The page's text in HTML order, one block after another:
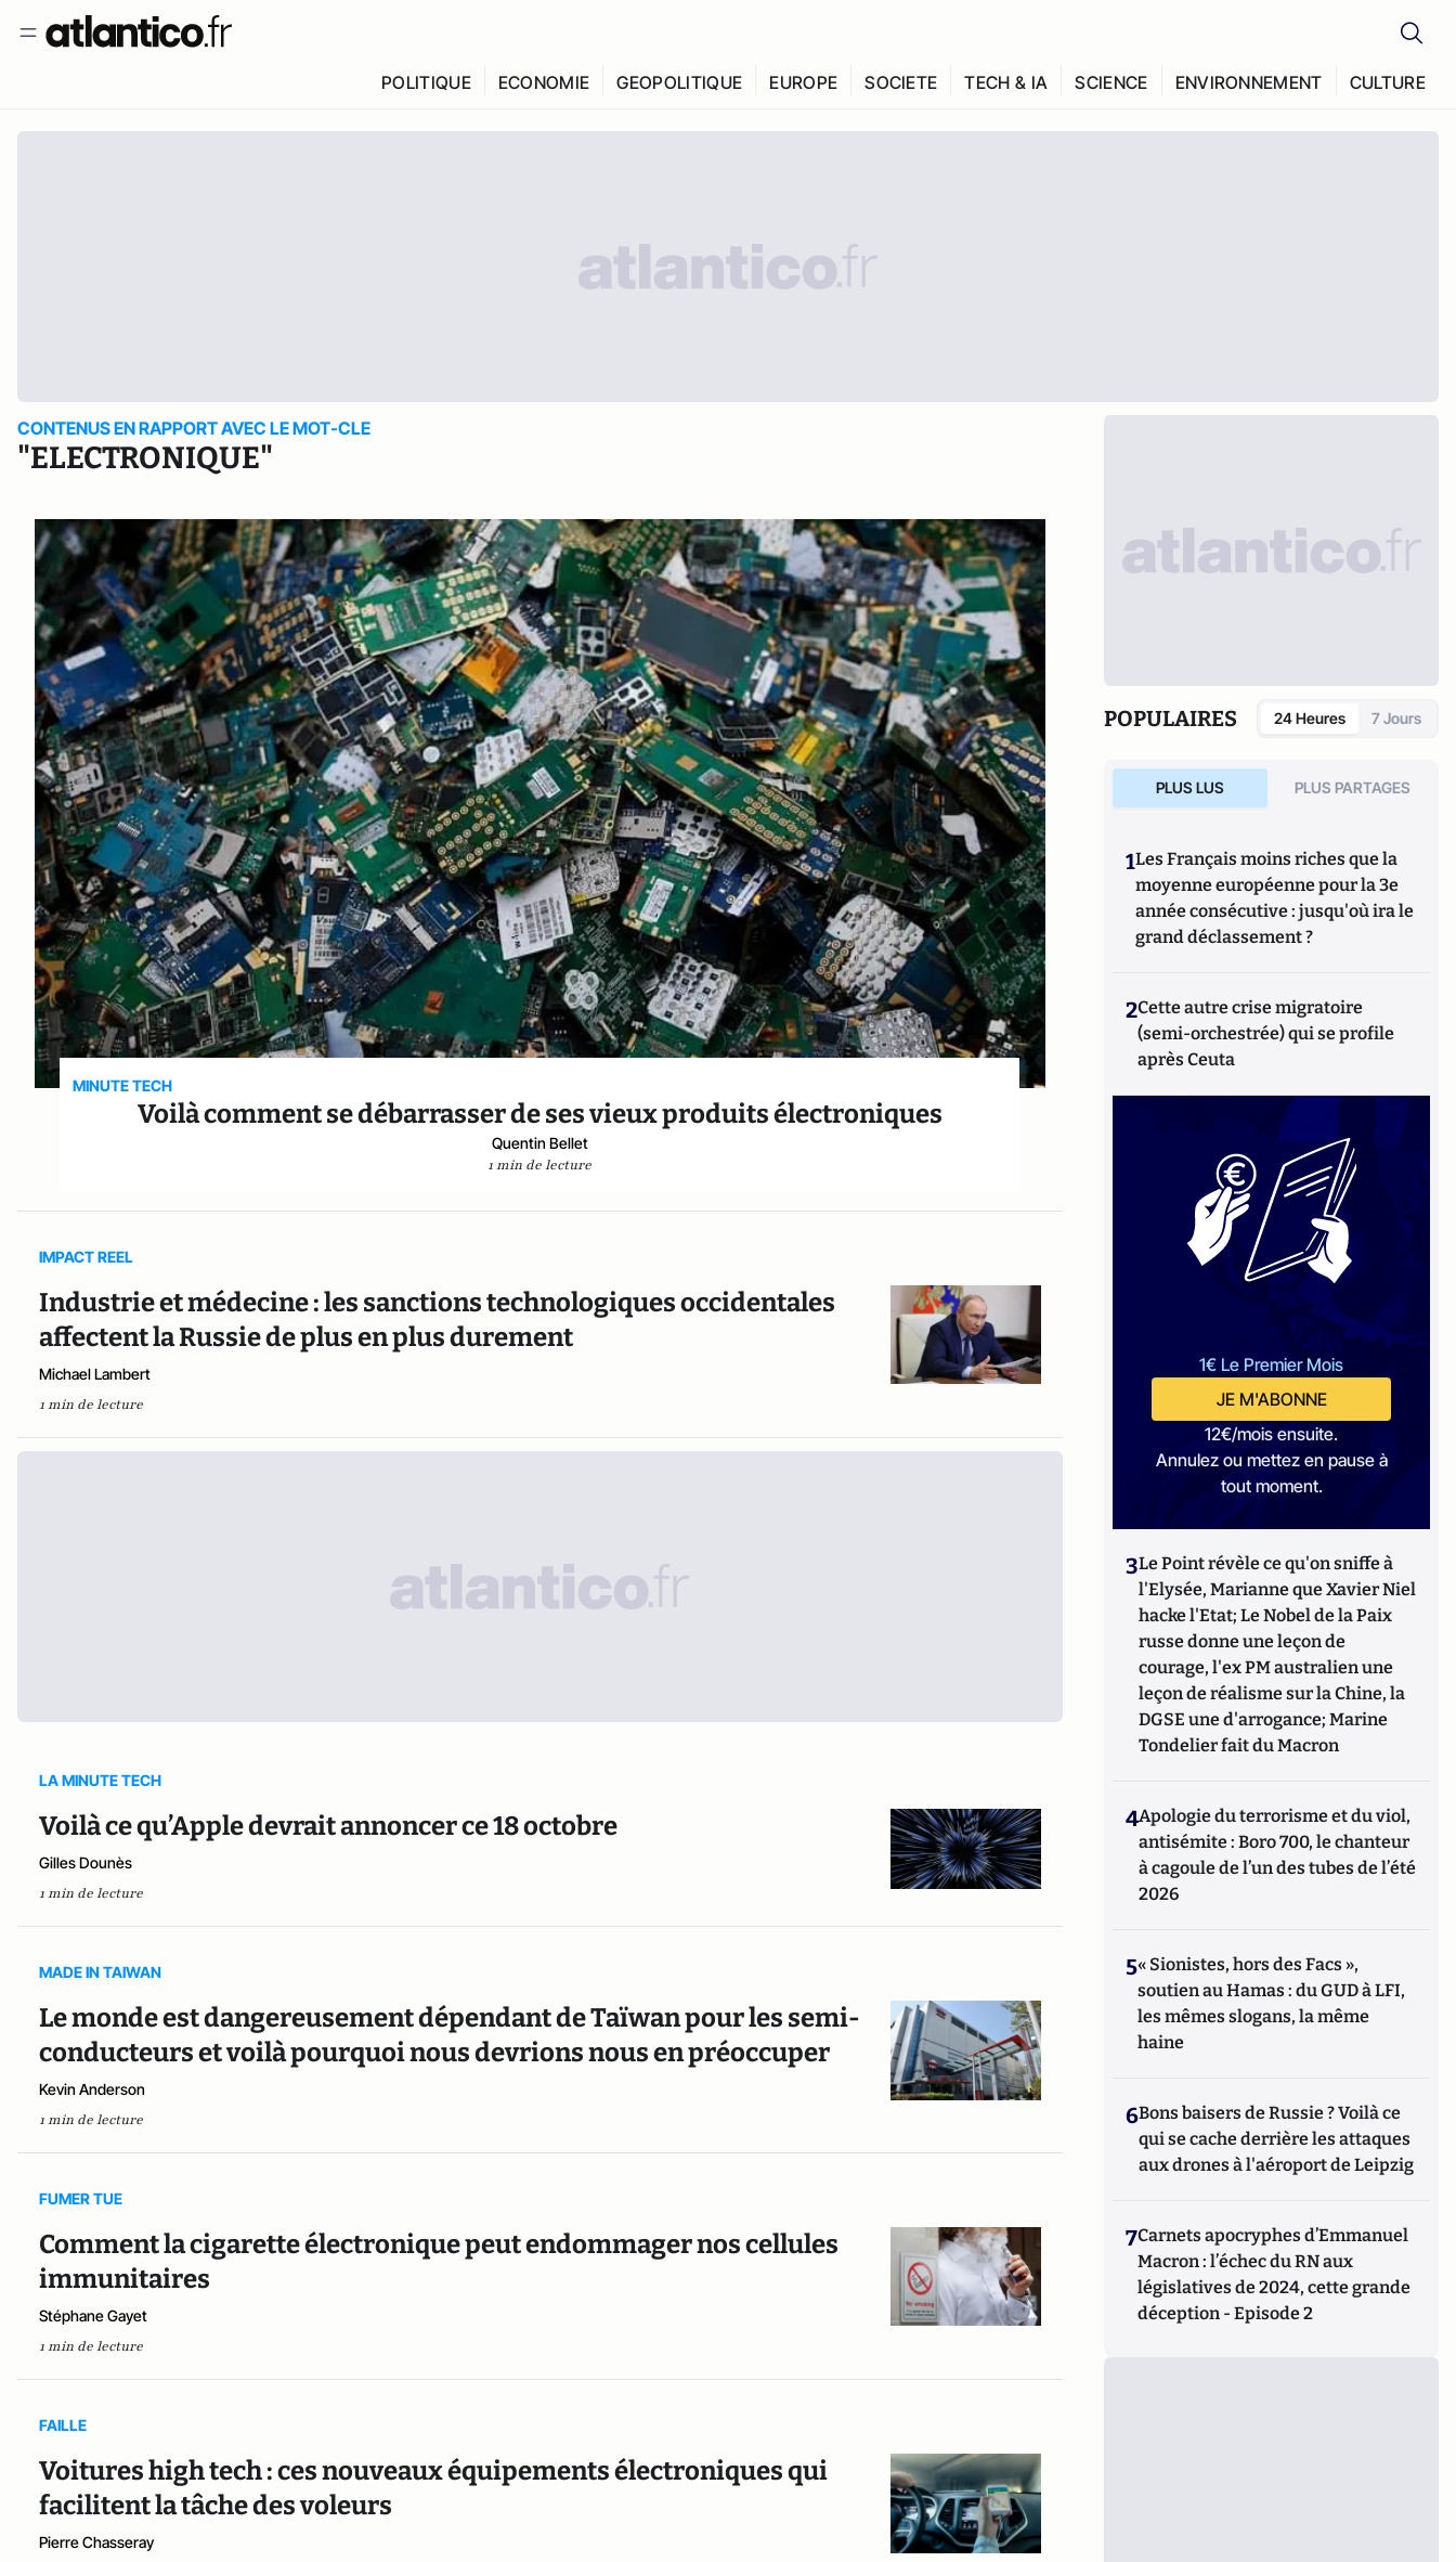
POLITIQUE ECONOMIE GEOPOLITIQUE EUROPE SOCIETE TECH & IA SCIENCE ENVIRONNEMENT CULTURE
CONTENUS EN RAPPORT AVEC LE MOT-CLE
"ELECTRONIQUE"
MINUTE TECH
Voilà comment se débarrasser de ses vieux produits électroniques
Quentin Bellet
1 min de lecture
IMPACT REEL
Industrie et médecine : les sanctions technologiques occidentales
affectent la Russie de plus en plus durement
Michael Lambert
1 min de lecture
LA MINUTE TECH
Voilà ce qu’Apple devrait annoncer ce 18 octobre
Gilles Dounès
1 min de lecture
MADE IN TAIWAN
Le monde est dangereusement dépendant de Taïwan pour les semi-
conducteurs et voilà pourquoi nous devrions nous en préoccuper
Kevin Anderson
1 min de lecture
FUMER TUE
Comment la cigarette électronique peut endommager nos cellules
immunitaires
Stéphane Gayet
1 min de lecture
FAILLE
Voitures high tech : ces nouveaux équipements électroniques qui
facilitent la tâche des voleurs
Pierre Chasseray
POPULAIRES 24 Heures 7 Jours
PLUS LUS PLUS PARTAGES
1Les Français moins riches que la
moyenne européenne pour la 3e
année consécutive : jusqu'où ira le
grand déclassement ?
2Cette autre crise migratoire
(semi-orchestrée) qui se profile
après Ceuta
1€ Le Premier Mois
JE M'ABONNE
12€/mois ensuite.
Annulez ou mettez en pause à
tout moment.
3Le Point révèle ce qu'on sniffe à
l'Elysée, Marianne que Xavier Niel
hacke l'Etat; Le Nobel de la Paix
russe donne une leçon de
courage, l'ex PM australien une
leçon de réalisme sur la Chine, la
DGSE une d'arrogance; Marine
Tondelier fait du Macron
4Apologie du terrorisme et du viol,
antisémite : Boro 700, le chanteur
à cagoule de l’un des tubes de l’été
2026
5« Sionistes, hors des Facs »,
soutien au Hamas : du GUD à LFI,
les mêmes slogans, la même
haine
6Bons baisers de Russie ? Voilà ce
qui se cache derrière les attaques
aux drones à l'aéroport de Leipzig
7Carnets apocryphes d’Emmanuel
Macron : l’échec du RN aux
législatives de 2024, cette grande
déception - Episode 2